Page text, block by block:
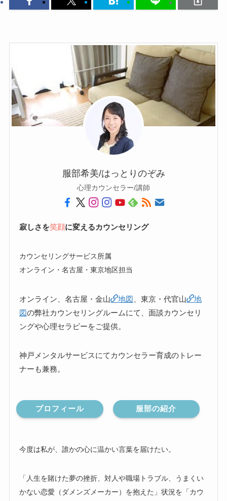
服部希美/はっとりのぞみ
心理カウンセラー/講師
寂しさを笑顔に変えるカウンセリング
カウンセリングサービス所属
オンライン・名古屋・東京地区担当
オンライン、名古屋・金山 地図 、東京・代官山
地
図の弊社カウンセリングルームにて、面談カウンセリ
ングや心理セラピーをご提供。
神戸メンタルサービスにてカウンセラー育成のトレー
ナーも兼務。
プロフィール 服部の紹介
今度は私が、誰かの心に温かい言葉を届けたい。
「人生を賭けた夢の挫折、対人や職場トラブル、うまくい
かない恋愛（ダメンズメーカー）を抱えた」状況を「カウ